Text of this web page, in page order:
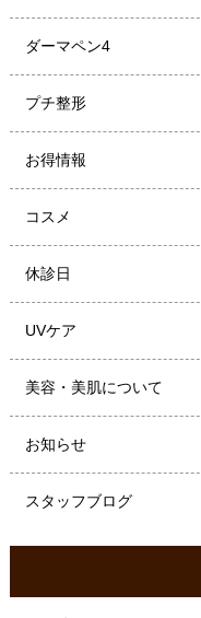
ダーマペン4
プチ整形
お得情報
コスメ
休診日
UVケア
美容・美肌について
お知らせ
スタッフブログ